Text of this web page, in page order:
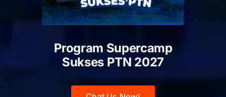
Program Supercamp
Sukses PTN 2027